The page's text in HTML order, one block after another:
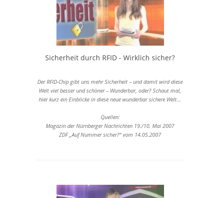
Sicherheit durch RFID - Wirklich sicher?
Der RFID-Chip gibt uns mehr Sicherheit – und damit wird diese
Welt viel besser und schöner – Wunderbar, oder? Schaut mal,
hier kurz ein Einblicke in diese neue wunderbar sichere Welt...
Quellen:
Magazin der Nürnberger Nachrichten 19./10. Mai 2007
ZDF „Auf Nummer sicher?“ vom 14.05.2007